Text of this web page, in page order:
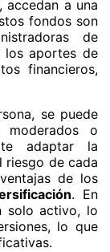
accedan a una
fondos son
de
los aportes de
financieros,
se puede
moderados o
adaptar la
riesgo de cada
de los
. En
solo activo, lo
lo que